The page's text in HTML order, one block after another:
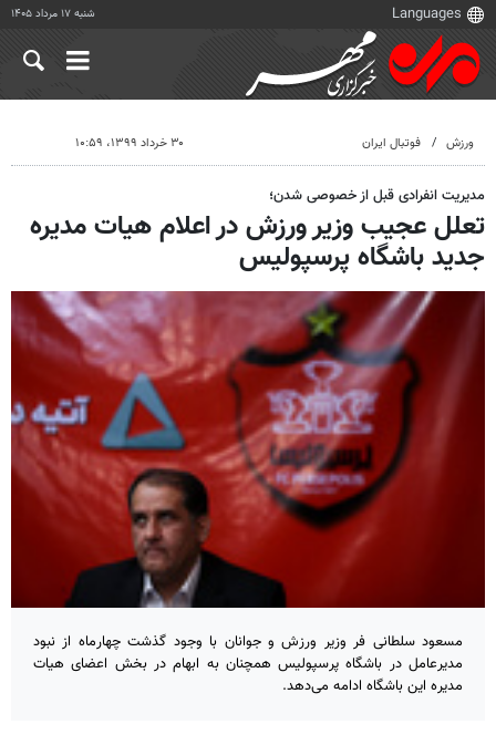
شنبه ۱۷ مرداد ۱۴۰۵
ورزش فوتبال ایران ۳۰ خرداد ۱۳۹۹، ۱۰:۵۹
مدیریت انفرادی قبل از خصوصی شدن؛
تعلل عجیب وزیر ورزش در اعلام هیات مدیره
جدید باشگاه پرسپولیس
مسعود سلطانی فر وزیر ورزش و جوانان با وجود گذشت چهارماه از نبود
مدیرعامل در باشگاه پرسپولیس همچنان به ابهام در بخش اعضای هیات
مدیره این باشگاه ادامه می‌دهد.